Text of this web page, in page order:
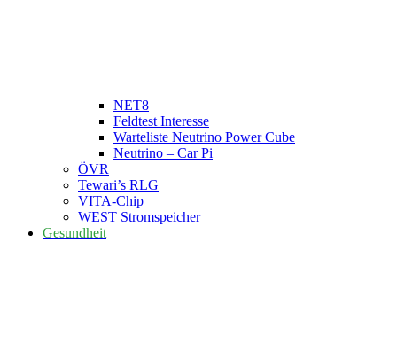
NET8
Feldtest Interesse
Warteliste Neutrino Power Cube
Neutrino – Car Pi
ÖVR
Tewari’s RLG
VITA-Chip
WEST Stromspeicher
Gesundheit